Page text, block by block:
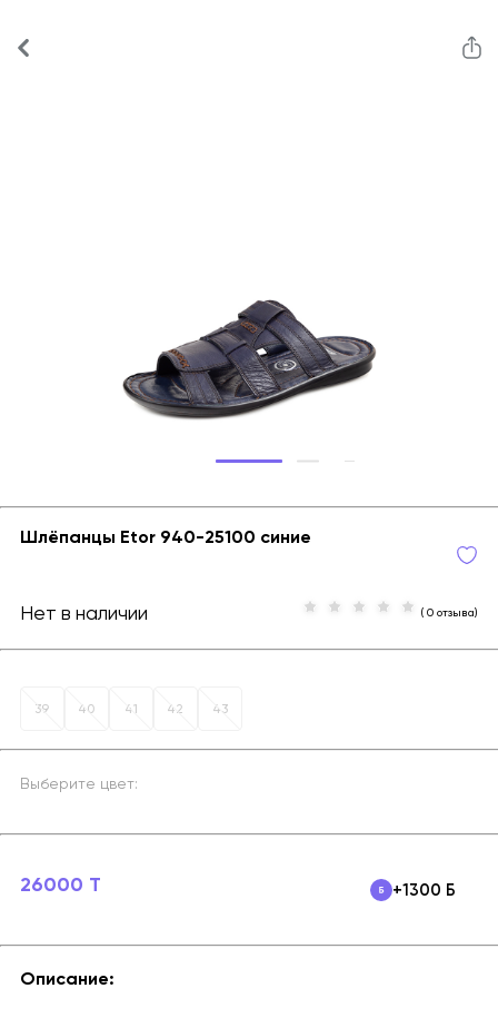
Шлёпанцы Etor 940-25100 синие
Нет в наличии ( 0 отзыва)
39 40 41 42 43
Выберите цвет:
26000 T +1300 Б
Описание: